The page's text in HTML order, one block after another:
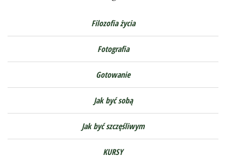
Filozofia życia
Fotografia
Gotowanie
Jak być sobą
Jak być szczęśliwym
KURSY